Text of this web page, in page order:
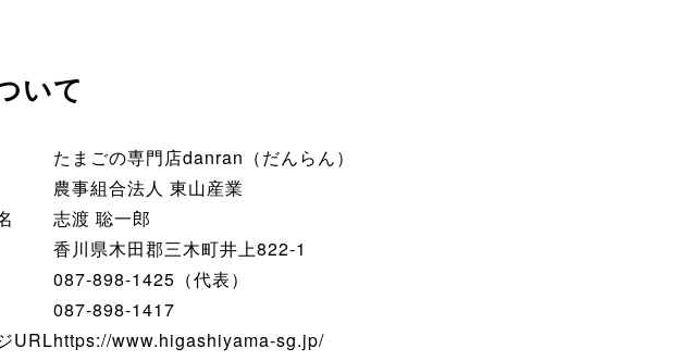
いて
たまごの専門店danran（だんらん）
農事組合法人 東山産業
志渡 聡一郎
香川県木田郡三木町井上822-1
087-898-1425（代表）
087-898-1417
URLhttps://www.higashiyama-sg.jp/